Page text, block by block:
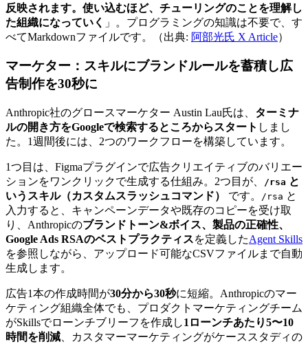
反映されます。使い込むほど、チューリングのことを理解し
た組織になっていく 」。プログラミングの知識は不要で、す
べてMarkdownファイルです。（出典: 阿部光氏 X Article）
マーケター：スキルにブランドルールを蓄積し広
告制作を30秒に
Anthropic社のグロースマーケター Austin Lau氏は、 ターミナ
ルの開き方をGoogleで検索するところからスタート しまし
た。1週間後には、2つのワークフローを構築しています。
1つ目は、Figmaプラグインで広告クリエイティブのバリエー
ションをワンクリックで生成する仕組み。2つ目が、
/rsa と
いうスキル（カスタムスラッシュコマンド）
です。 /rsa と
入力すると、キャンペーンデータや既存のコピーを受け取
り、Anthropicのブランドトーン&ボイス、製品の正確性、
Google Ads RSAのベストプラクティスを定義したAgent Skills
を参照しながら、アップロード可能なCSVファイルまで自動
生成します。
広告1本の作成時間が30分から30秒に短縮。Anthropicのマー
ケティング組織全体でも、プロダクトマーケティングチーム
がSkillsでローンチブリーフを作成し1ローンチあたり5〜10
時間を削減 、カスタマーマーケティングがケーススタディの